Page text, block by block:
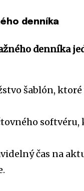
denníka
denníka
šablón,
čas na